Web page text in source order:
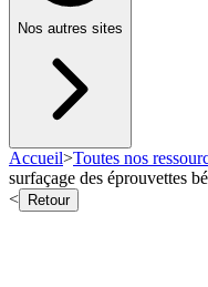
Nos autres sites
Accueil>Toutes nos
surfaçage des éprouvettes
<
Retour